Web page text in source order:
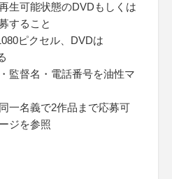
生可能状態のDVDもしくは
すること
ピクセル、DVDは
監督名・電話番号を油性マ
一名義で2作品まで応募可
ジを参照